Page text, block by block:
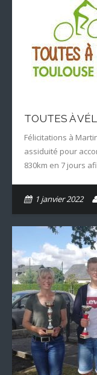
TOUTES À
Félicitations à
assiduité pour
830km en 7 jours
1 janvier 2022